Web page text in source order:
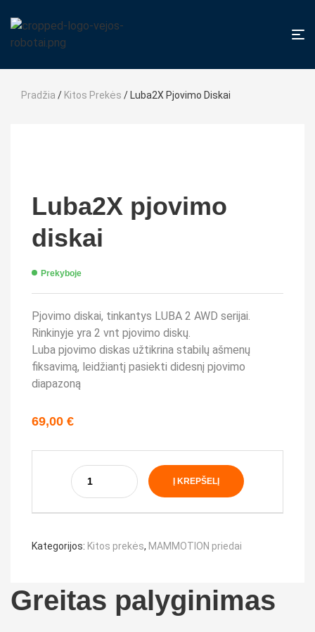
Pradžia / Kitos Prekės / Luba2X Pjovimo Diskai
Luba2X pjovimo
diskai
Prekyboje
Pjovimo diskai, tinkantys LUBA 2 AWD serijai.
Rinkinyje yra 2 vnt pjovimo diskų.
Luba pjovimo diskas užtikrina stabilų ašmenų
fiksavimą, leidžiantį pasiekti didesnį pjovimo
diapazoną
69,00 €
Į KREPŠELĮ
Kategorijos: Kitos prekės, MAMMOTION priedai
Greitas palyginimas